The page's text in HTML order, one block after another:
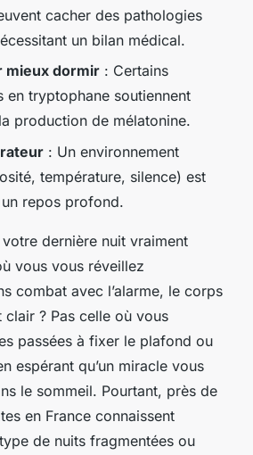
cacher des pathologies
un bilan médical.
mieux dormir : Certains
en tryptophane soutiennent
production de mélatonine.
: Un environnement
température, silence) est
repos profond.
dernière nuit vraiment
vous vous réveillez
combat avec l’alarme, le corps
clair ? Pas celle où vous
passées à fixer le plafond ou
espérant qu’un miracle vous
le sommeil. Pourtant, près de
en France connaissent
de nuits fragmentées ou